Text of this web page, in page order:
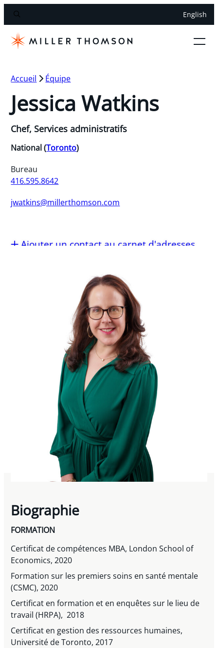
English
Accueil Équipe
Jessica Watkins
Chef, Services administratifs
National (Toronto)
Bureau
416.595.8642
jwatkins@millerthomson.com
Ajouter un contact au carnet d'adresses
Biographie
FORMATION
Certificat de compétences MBA, London School of
Economics, 2020
Formation sur les premiers soins en santé mentale
(CSMC), 2020
Certificat en formation et en enquêtes sur le lieu de
travail (HRPA), 2018
Certificat en gestion des ressources humaines,
Université de Toronto, 2017